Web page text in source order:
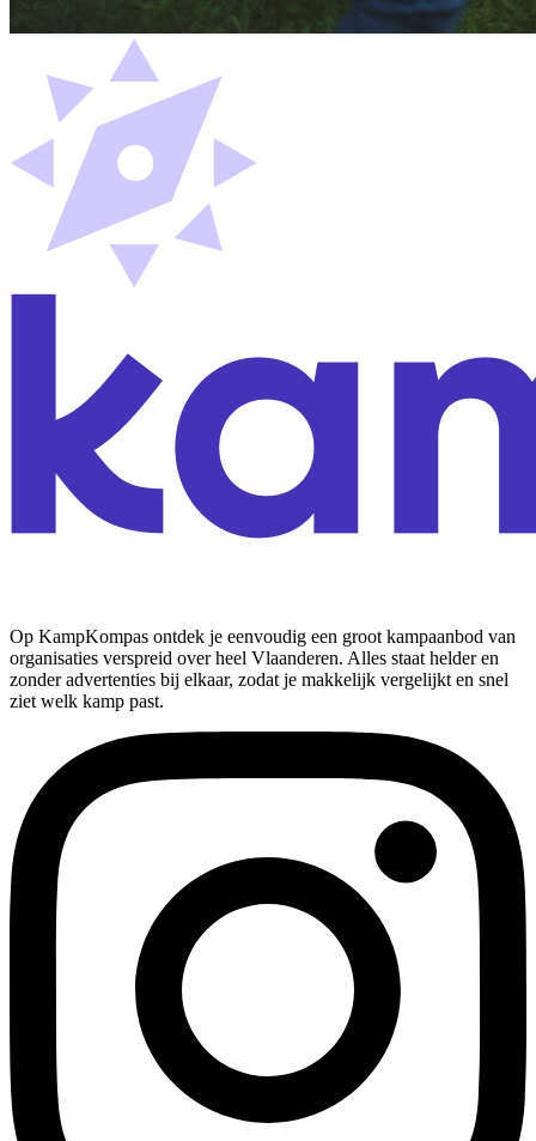
Op KampKompas ontdek je eenvoudig een groot kampaanbod van
organisaties verspreid over heel Vlaanderen. Alles staat helder en
zonder advertenties bij elkaar, zodat je makkelijk vergelijkt en snel
ziet welk kamp past.